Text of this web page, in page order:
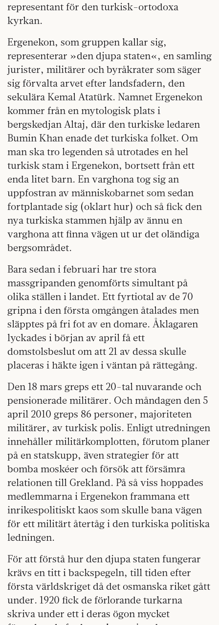
representant för den turkisk-ortodoxa
kyrkan.
Ergenekon, som gruppen kallar sig,
representerar »den djupa staten«, en samling
jurister, militärer och byråkrater som säger
sig förvalta arvet efter landsfadern, den
sekulära Kemal Atatürk. Namnet Ergenekon
kommer från en mytologisk plats i
bergskedjan Altaj, där den turkiske ledaren
Bumin Khan enade det turkiska folket. Om
man ska tro legenden så utrotades en hel
turkisk stam i Ergenekon, bortsett från ett
enda litet barn. En varghona tog sig an
uppfostran av människobarnet som sedan
fortplantade sig (oklart hur) och så fick den
nya turkiska stammen hjälp av ännu en
varghona att finna vägen ut ur det oländiga
bergsområdet.
Bara sedan i februari har tre stora
massgripanden genomförts simultant på
olika ställen i landet. Ett fyrtiotal av de 70
gripna i den första omgången åtalades men
släpptes på fri fot av en domare. Åklagaren
lyckades i början av april få ett
domstolsbeslut om att 21 av dessa skulle
placeras i häkte igen i väntan på rättegång.
Den 18 mars greps ett 20-tal nuvarande och
pensionerade militärer. Och måndagen den 5
april 2010 greps 86 personer, majoriteten
militärer, av turkisk polis. Enligt utredningen
innehåller militärkomplotten, förutom planer
på en statskupp, även strategier för att
bomba moskéer och försök att försämra
relationen till Grekland. På så viss hoppades
medlemmarna i Ergenekon frammana ett
inrikespolitiskt kaos som skulle bana vägen
för ett militärt återtåg i den turkiska politiska
ledningen.
För att förstå hur den djupa staten fungerar
krävs en titt i backspegeln, till tiden efter
första världskriget då det osmanska riket gått
under. 1920 fick de förlorande turkarna
skriva under ett i deras ögon mycket